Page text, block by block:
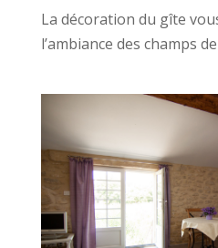
La décoration du gîte
l’ambiance des champs